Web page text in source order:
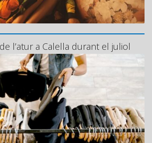
l’atur a Calella durant el juliol